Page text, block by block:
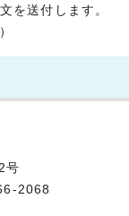
を送付します。
号
2068